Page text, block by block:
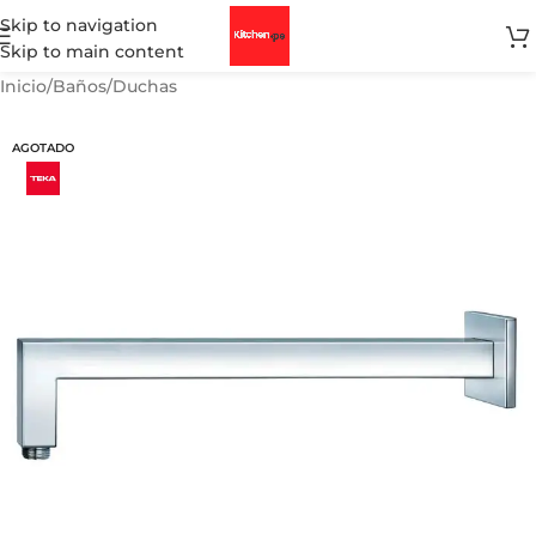
Skip to navigation
Skip to main content
Inicio/Baños/Duchas
AGOTADO